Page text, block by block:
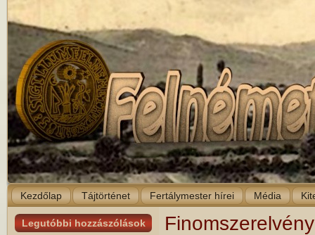
Kezdőlap Tájtörténet Fertálymester hírei Média
Legutóbbi hozzászólások